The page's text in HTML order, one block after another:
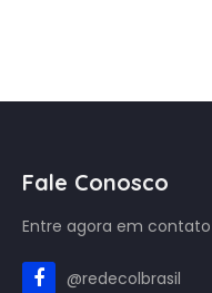
Fale Conosco
Entre agora em
@redecolbrasil